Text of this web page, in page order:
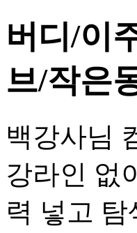
버디/이
브/작은
백강사님
강라인 없
력 넣고